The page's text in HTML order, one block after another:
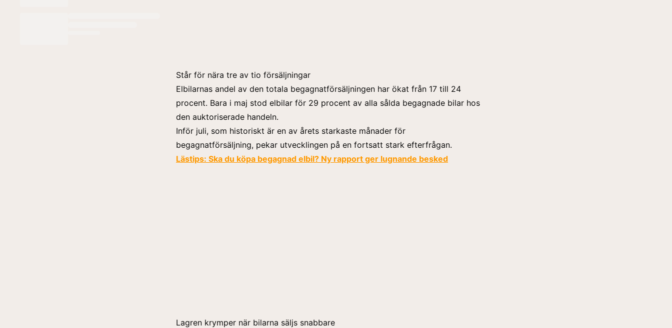
Står för nära tre av tio försäljningar
Elbilarnas andel av den totala begagnatförsäljningen har ökat från 17 till 24
procent. Bara i maj stod elbilar för 29 procent av alla sålda begagnade bilar hos
den auktoriserade handeln.
Inför juli, som historiskt är en av årets starkaste månader för
begagnatförsäljning, pekar utvecklingen på en fortsatt stark efterfrågan.
Lästips: Ska du köpa begagnad elbil? Ny rapport ger lugnande besked
Lagren krymper när bilarna säljs snabbare